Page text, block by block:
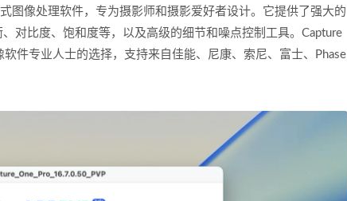
图像处理软件，专为摄影师和摄影爱好者设计。它提供了强大的
对比度、饱和度等，以及高级的细节和噪点控制工具。Capture
件专业人士的选择，支持来自佳能、尼康、索尼、富士、Phase